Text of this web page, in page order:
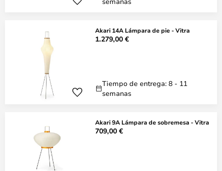
Akari 14A Lámpara de pie - Vitra
1.279,00 €
Tiempo de entrega: 8 - 11
semanas
Akari 9A Lámpara de sobremesa - Vitra
709,00 €